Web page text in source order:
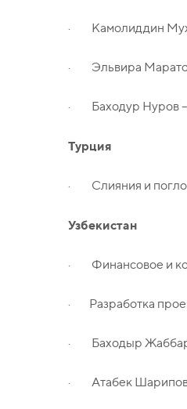
· Камолиддин
· Эльвира
· Баходур Нуров –
Турция
· Слияния и
Узбекистан
· Финансовое и
· Разработка
· Баходыр
· Атабек